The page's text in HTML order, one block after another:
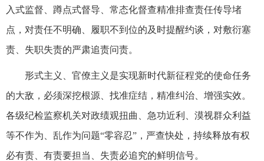
入式监督、蹲点式督导、常态化督查精准排查责任传导堵
点，对责任不明确、履职不到位的及时提醒约谈，对敷衍塞
责、失职失责的严肃追责问责。
形式主义、官僚主义是实现新时代新征程党的使命任务
的大敌，必须深挖根源、找准症结，精准纠治、增强实效。
各级纪检监察机关对政绩观扭曲、急功近利、漠视群众利益
等不作为、乱作为问题“零容忍”，严查快处，持续释放有权
必有责、有责要担当、失责必追究的鲜明信号。